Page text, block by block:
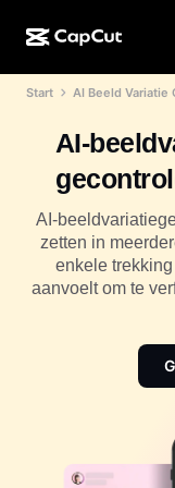
CapCut Pad
CapCut Mobiel
Dreamina AI
AI-ontwerp
Videostudio
AI-
AI-
Dreamina
Nano Banana
Gemini Omni
AI-tools
Video-editor en
Sociale media
Meer
Community
Initiatieven
Partners
Creatief
Start AI Beeld Variatie
AI-
AI-
zetten in
enkele
aanvoelt om te